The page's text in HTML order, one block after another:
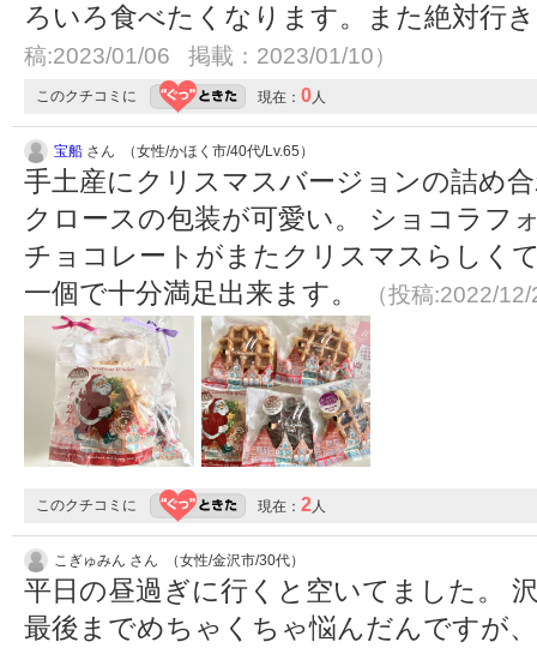
ろいろ食べたくなります。また絶対行
稿:2023/01/06 掲載：2023/01/10）
このクチコミに 現在： 0人
宝船 さん （女性/かほく市/40代/Lv.65）
手土産にクリスマスバージョンの詰め
クロースの包装が可愛い。 ショコラフ
チョコレートがまたクリスマスらしく
一個で十分満足出来ます。
（投稿:2022/
このクチコミに 現在： 2人
こぎゅみん さん （女性/金沢市/30代）
平日の昼過ぎに行くと空いてました。
最後までめちゃくちゃ悩んだんですが